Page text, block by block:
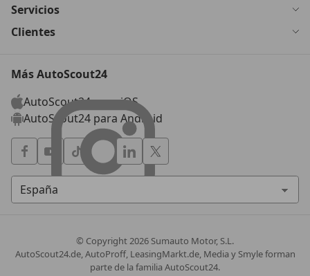
Servicios
Clientes
Más AutoScout24
AutoScout24 para iOS
AutoScout24 para Android
© Copyright2026 Sumauto Motor, S.L.
AutoScout24.de, AutoProff, LeasingMarkt.de, Media y Smyle forman
parte de la familia AutoScout24.